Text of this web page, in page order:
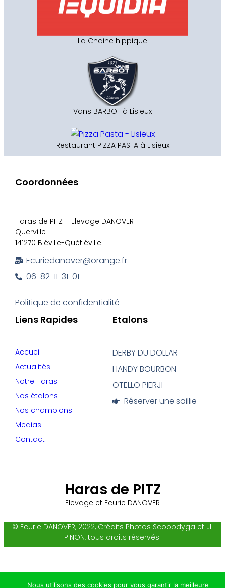
La Chaine hippique
Vans BARBOT à Lisieux
Restaurant PIZZA PASTA à Lisieux
Haras de PITZ
Elevage et Ecurie DANOVER
Etalons
DERBY DU DOLLAR
HANDY BOURBON
OTELLO PIERJI
Réserver une saillie
Liens Rapides
Accueil
Actualités
Notre Haras
Nos étalons
Nos champions
Medias
Contact
Coordonnées
Haras de PITZ – Elevage DANOVER
Querville
141270 Biéville-Quétiéville
Ecuriedanover@orange.fr
06-82-11-31-01
Politique de confidentialité
© Ecurie DANOVER, 2022, Crédits Photos Scoopdyga et JL
PINON, tous droits réservés.
Nous utilisons des cookies pour vous garantir la meilleure